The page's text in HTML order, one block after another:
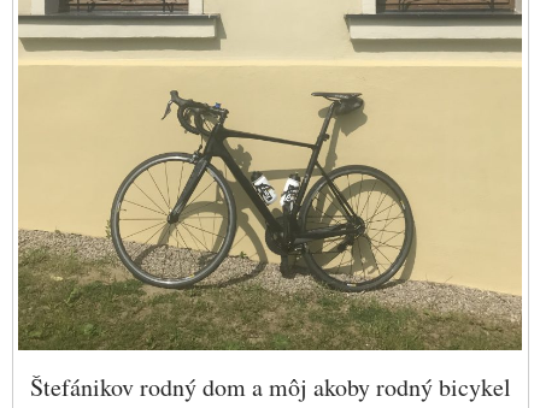
Štefánikov rodný dom a môj akoby rodný bicykel